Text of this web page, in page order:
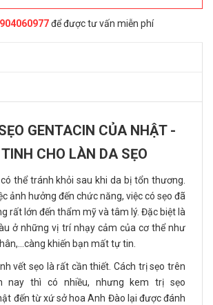
để được tư vấn miễn phí
GENTACIN CỦA NHẬT -
CHO LÀN DA SẸO
thể tránh khỏi sau khi da bị tổn thương.
ảnh hưởng đến chức năng, việc có sẹo đã
rất lớn đến thẩm mỹ và tâm lý. Đặc biệt là
ở những vị trí nhạy cảm của cơ thể như
khiến bạn mất tự tin.
vết sẹo là rất cần thiết. Cách trị sẹo trên
nay thì có nhiều, nhưng kem trị sẹo
đến từ xứ sở hoa Anh Đào lại được đánh